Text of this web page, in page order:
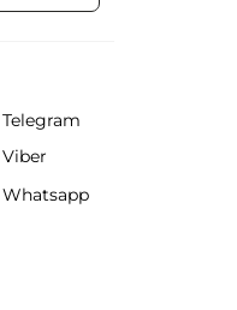
Telegram
Viber
Whatsapp